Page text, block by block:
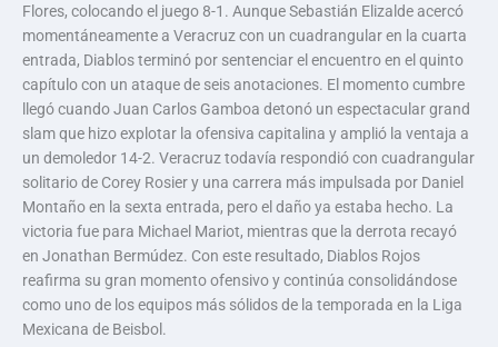
Flores, colocando el juego 8-1. Aunque Sebastián Elizalde acercó
momentáneamente a Veracruz con un cuadrangular en la cuarta
entrada, Diablos terminó por sentenciar el encuentro en el quinto
capítulo con un ataque de seis anotaciones. El momento cumbre
llegó cuando Juan Carlos Gamboa detonó un espectacular grand
slam que hizo explotar la ofensiva capitalina y amplió la ventaja a
un demoledor 14-2. Veracruz todavía respondió con cuadrangular
solitario de Corey Rosier y una carrera más impulsada por Daniel
Montaño en la sexta entrada, pero el daño ya estaba hecho. La
victoria fue para Michael Mariot, mientras que la derrota recayó
en Jonathan Bermúdez. Con este resultado, Diablos Rojos
reafirma su gran momento ofensivo y continúa consolidándose
como uno de los equipos más sólidos de la temporada en la Liga
Mexicana de Beisbol.